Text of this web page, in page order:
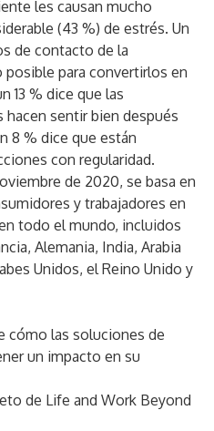
les causan mucho
(43 %) de estrés. Un
de contacto de la
para convertirlos en
13 % dice que las
sentir bien después
8 % dice que están
con regularidad.
de 2020, se basa en
y trabajadores en
todo el mundo, incluidos
Alemania, India, Arabia
Unidos, el Reino Unido y
cómo las soluciones de
un impacto en su
de Life and Work Beyond